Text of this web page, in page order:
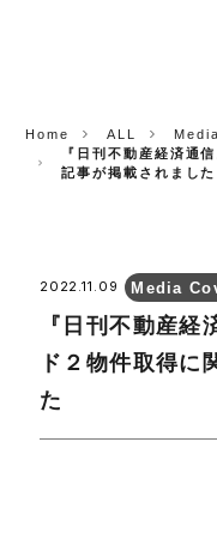
Home ALL
『日刊不動産経済通
記事が掲載されました
2022.11.09 Media
『日刊不動産
ド２物件取得に
た